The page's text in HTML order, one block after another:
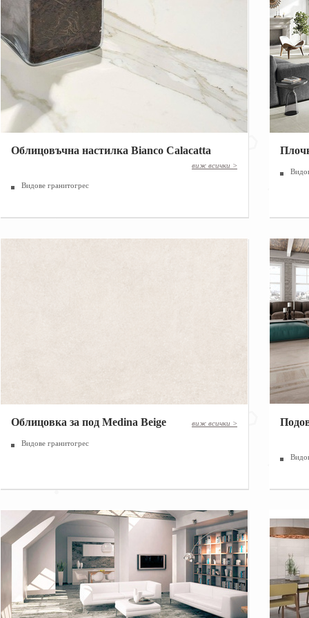
Облицовъчна настилка Bianco Calacatta
виж всички >
Видове гранитогрес
Облицовка за под Medina Beige виж всички >
Видове гранитогрес